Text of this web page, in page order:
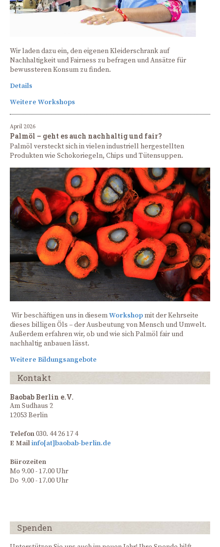
Wir laden dazu ein, den eigenen Kleiderschrank auf
Nachhaltigkeit und Fairness zu befragen und Ansätze für
bewussteren Konsum zu finden.
Details
Weitere Workshops
April 2026
Palmöl – geht es auch nachhaltig und fair?
Palmöl versteckt sich in vielen industriell hergestellten
Produkten wie Schokoriegeln, Chips und Tütensuppen.
Wir beschäftigen uns in diesemWorkshopmit der Kehrseite
dieses billigen Öls – der Ausbeutung von Mensch und Umwelt.
Außerdem erfahren wir, ob und wie sich Palmöl fair und
nachhaltig anbauen lässt.
Weitere Bildungsangebote
Kontakt
Baobab Berlin e.V.
Am Sudhaus 2
12053 Berlin
Telefon030. 44 26 17 4
E Mailinfo[at]baobab-berlin.de
Bürozeiten
Mo 9.00 - 17.00 Uhr
Do 9.00 - 17.00 Uhr
Spenden